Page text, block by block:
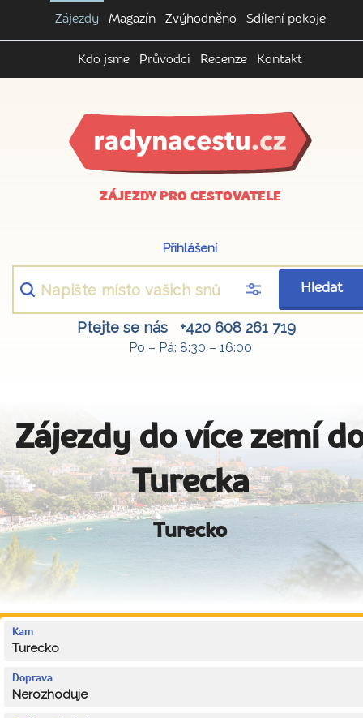
Zájezdy Magazín Zvýhodněno Sdílení pokoje
Kdo jsme Průvodci Recenze Kontakt
ZÁJEZDY PRO CESTOVATELE
Přihlášení
Hledat
Ptejte se nás +420 608 261 719
Po – Pá: 8:30 – 16:00
Zájezdy do více zemí
Turecka
Turecko
Kam
Turecko
Doprava
Nerozhoduje